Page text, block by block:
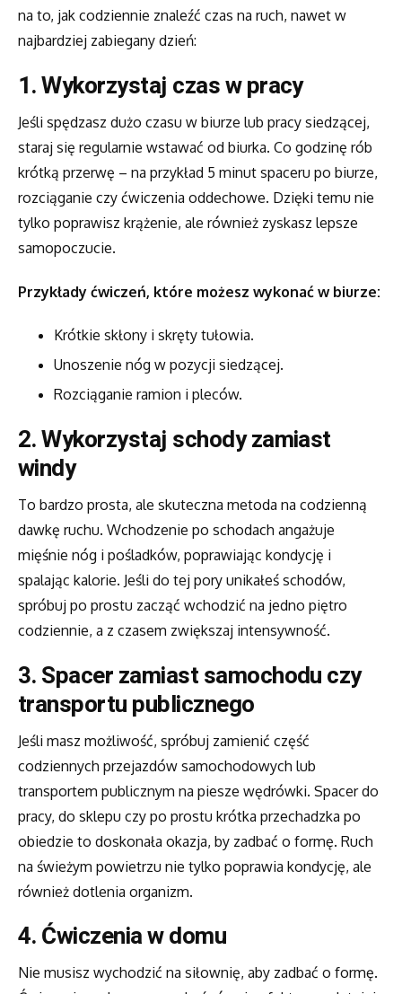
na to, jak codziennie znaleźć czas na ruch, nawet w
najbardziej zabiegany dzień:
1.Wykorzystaj czas w pracy
Jeśli spędzasz dużo czasu w biurze lub pracy siedzącej,
staraj się regularnie wstawać od biurka. Co godzinę rób
krótką przerwę – na przykład 5 minut spaceru po biurze,
rozciąganie czy ćwiczenia oddechowe. Dzięki temu nie
tylko poprawisz krążenie, ale również zyskasz lepsze
samopoczucie.
Przykłady ćwiczeń, które możesz wykonać w biurze:
Krótkie skłony i skręty tułowia.
Unoszenie nóg w pozycji siedzącej.
Rozciąganie ramion i pleców.
2.Wykorzystaj schody zamiast
windy
To bardzo prosta, ale skuteczna metoda na codzienną
dawkę ruchu. Wchodzenie po schodach angażuje
mięśnie nóg i pośladków, poprawiając kondycję i
spalając kalorie. Jeśli do tej pory unikałeś schodów,
spróbuj po prostu zacząć wchodzić na jedno piętro
codziennie, a z czasem zwiększaj intensywność.
3.Spacer zamiast samochodu czy
transportu publicznego
Jeśli masz możliwość, spróbuj zamienić część
codziennych przejazdów samochodowych lub
transportem publicznym na piesze wędrówki. Spacer do
pracy, do sklepu czy po prostu krótka przechadzka po
obiedzie to doskonała okazja, by zadbać o formę. Ruch
na świeżym powietrzu nie tylko poprawia kondycję, ale
również dotlenia organizm.
4.Ćwiczenia w domu
Nie musisz wychodzić na siłownię, aby zadbać o formę.